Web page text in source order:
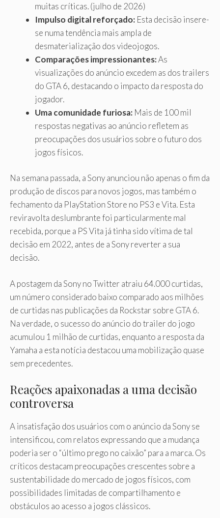
muitas críticas. (julho de 2026)
Impulso digital reforçado: Esta decisão insere-
se numa tendência mais ampla de
desmaterialização dos videojogos.
Comparações impressionantes:As
visualizações do anúncio excedem as dos trailers
do GTA 6, destacando o impacto da resposta do
jogador.
Uma comunidade furiosa: Mais de 100 mil
respostas negativas ao anúncio refletem as
preocupações dos usuários sobre o futuro dos
jogos físicos.
Na semana passada, a Sony anunciou não apenas o fim da
produção de discos para novos jogos, mas também o
fechamento da PlayStation Store no PS3 e Vita. Esta
reviravolta deslumbrante foi particularmente mal
recebida, porque a PS Vita já tinha sido vítima de tal
decisão em 2022, antes de a Sony reverter a sua
decisão.
A postagem da Sony no Twitter atraiu 64.000 curtidas,
um número considerado baixo comparado aos milhões
de curtidas nas publicações da Rockstar sobre GTA 6.
Na verdade, o sucesso do anúncio do trailer do jogo
acumulou 1 milhão de curtidas, enquanto a resposta da
Yamaha a esta notícia destacou uma mobilização quase
sem precedentes.
Reações apaixonadas a uma decisão
controversa
A insatisfação dos usuários com o anúncio da Sony se
intensificou, com relatos expressando que a mudança
poderia ser o “último prego no caixão” para a marca. Os
críticos destacam preocupações crescentes sobre a
sustentabilidade do mercado de jogos físicos, com
possibilidades limitadas de compartilhamento e
obstáculos ao acesso a jogos clássicos.